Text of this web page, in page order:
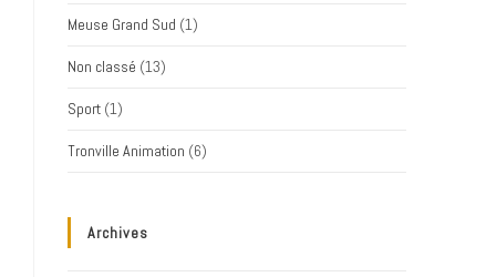
Meuse Grand Sud (1)
Non classé (13)
Sport (1)
Tronville Animation (6)
Archives